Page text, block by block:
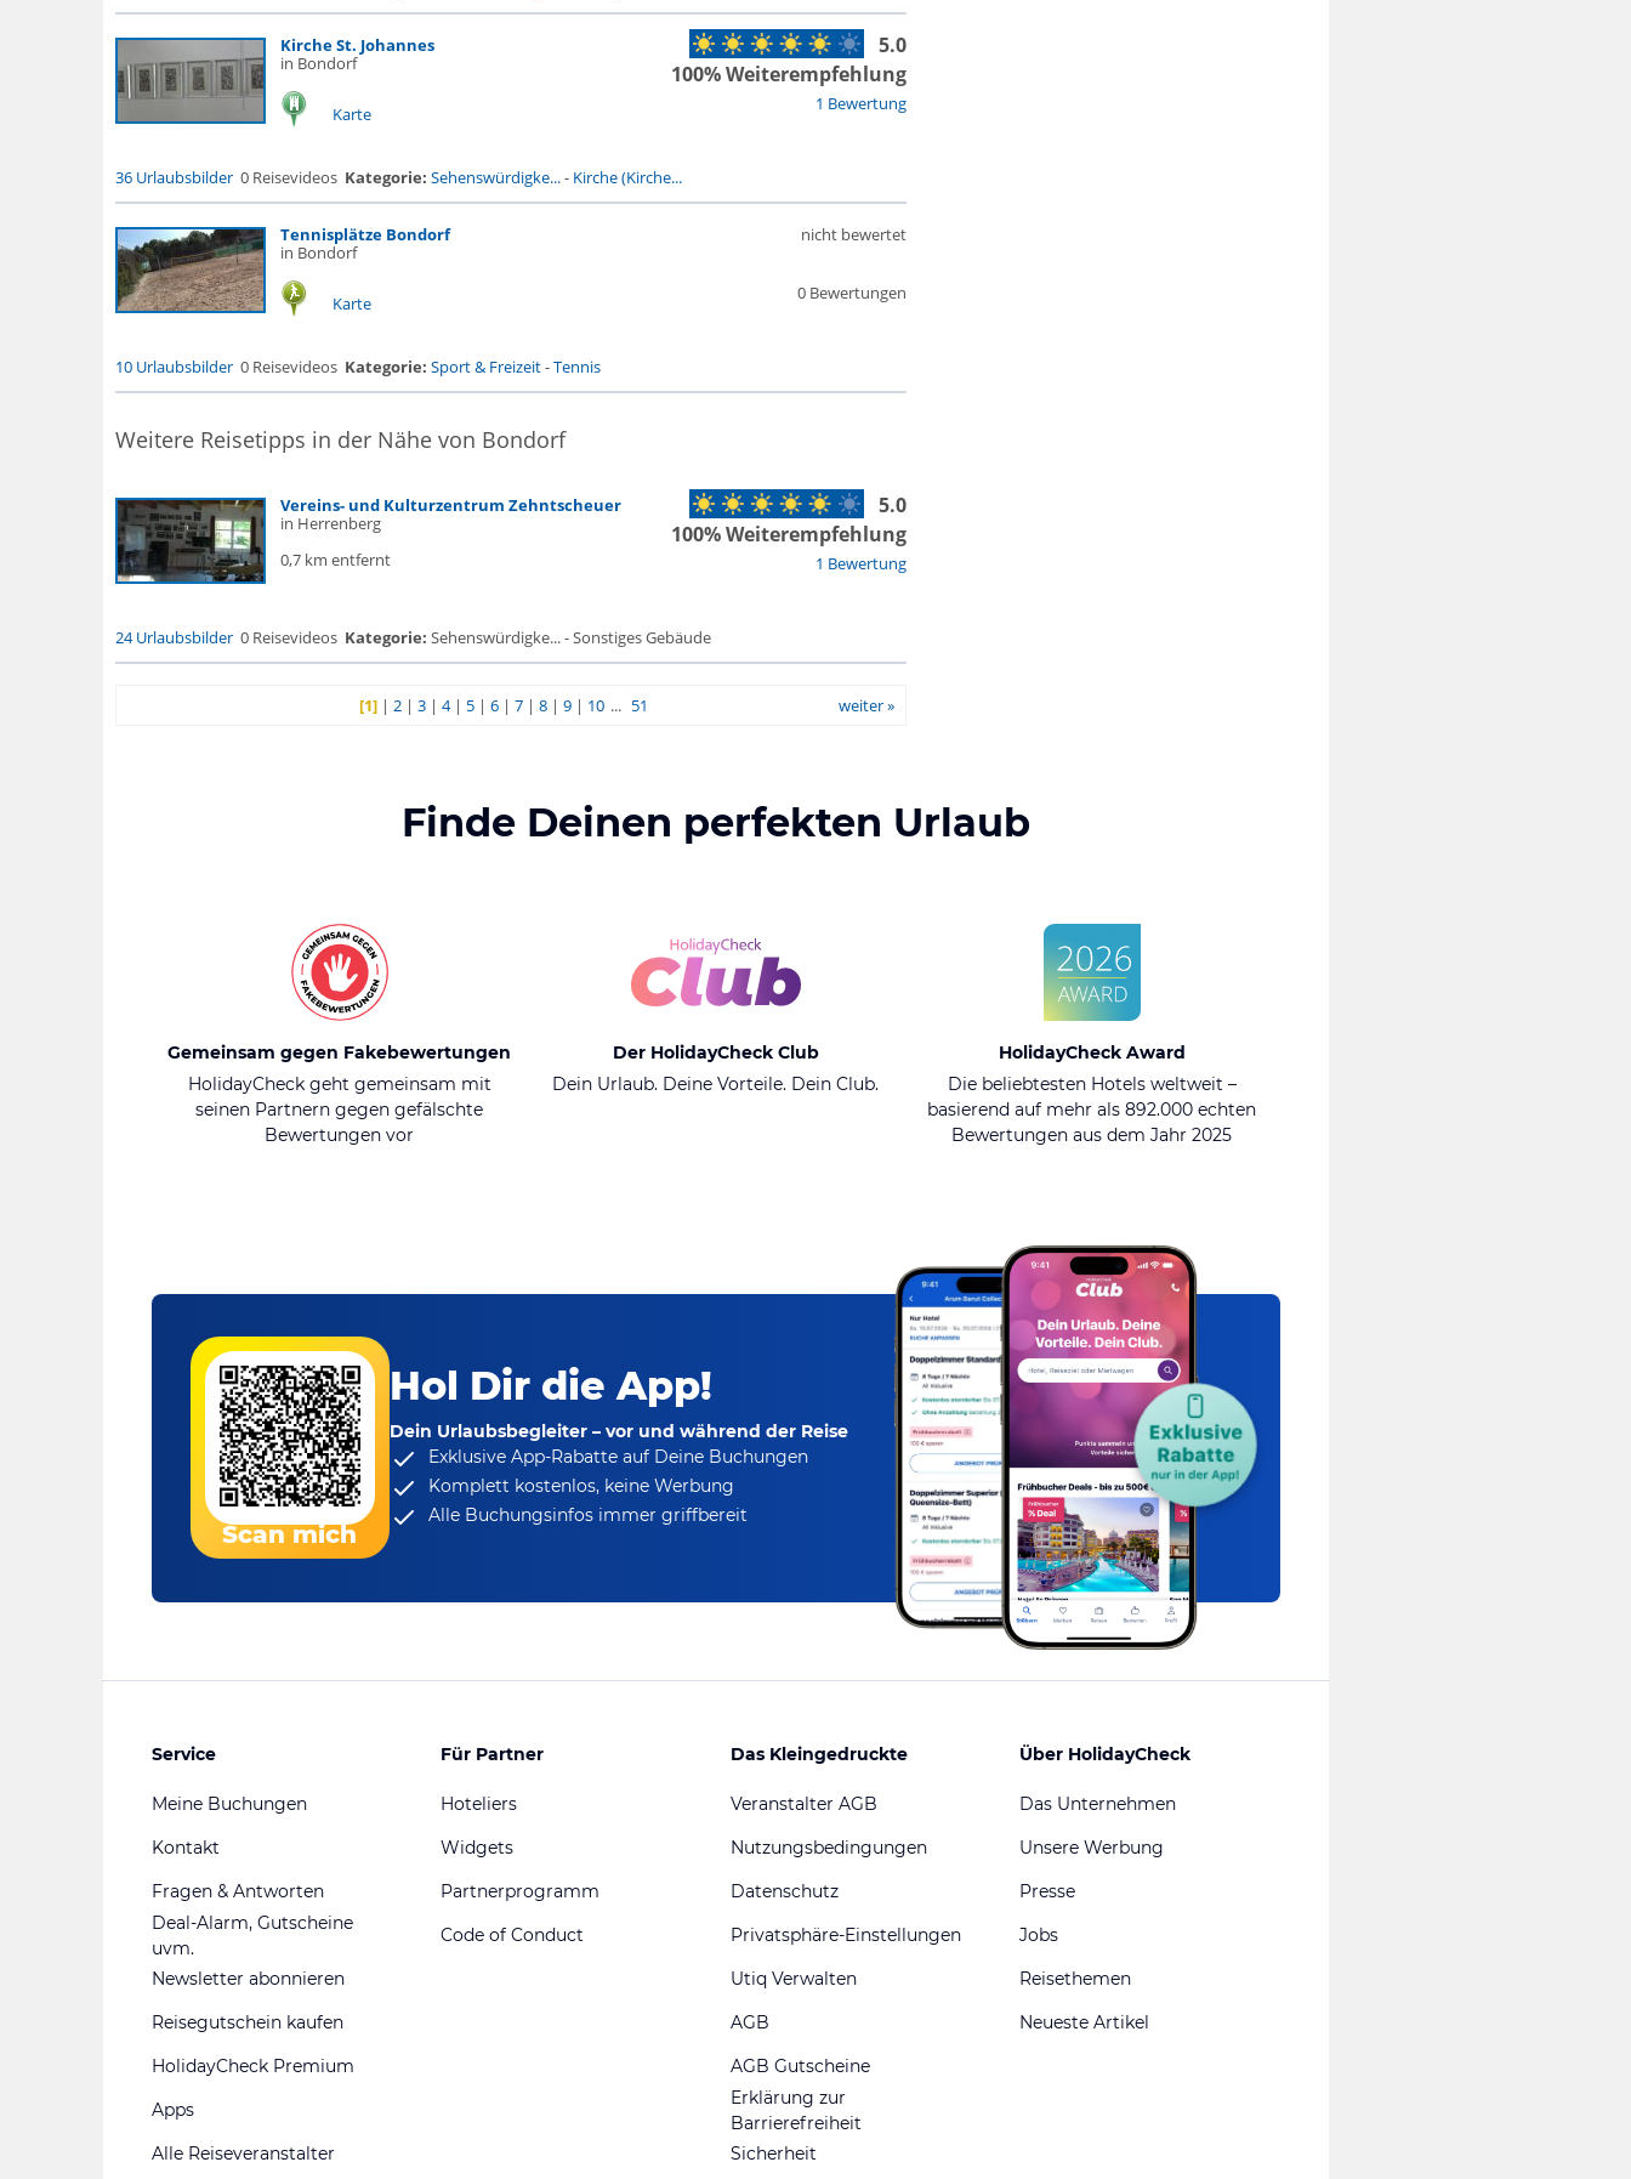
Kirche St. Johannes
in Bondorf
Karte 1 Bewertung
5.0
100% Weiterempfehlung
36 Urlaubsbilder 0 Reisevideos Kategorie: Sehenswürdigke...- Kirche (Kirche...
Tennisplätze Bondorf
in Bondorf
Karte 0 Bewertungen
nicht bewertet
10 Urlaubsbilder 0 Reisevideos Kategorie: Sport & Freizeit-Tennis
Weitere Reisetipps in der Nähe von Bondorf
Vereins- und Kulturzentrum Zehntscheuer
in Herrenberg
0,7 km entfernt
1 Bewertung
5.0
100% Weiterempfehlung
24 Urlaubsbilder 0 Reisevideos Kategorie: Sehenswürdigke... - Sonstiges Gebäude
[1] |2 |3 |4| 5 |6 |7 |8 |9 | 10 ... 51 weiter »
Finde Deinen perfekten Urlaub
Gemeinsam gegen Fakebewertungen
HolidayCheck geht gemeinsam mit
seinen Partnern gegen gefälschte
Bewertungen vor
Der HolidayCheck Club
Dein Urlaub. Deine Vorteile. Dein Club.
HolidayCheck Award
Die beliebtesten Hotels weltweit –
basierend auf mehr als 892.000 echten
Bewertungen aus dem Jahr 2025
Scan mich
Hol Dir die App!
Dein Urlaubsbegleiter – vor und während der Reise
Exklusive App-Rabatteauf Deine Buchungen
Komplett kostenlos, keine Werbung
Alle Buchungsinfos immer griffbereit
Service
Meine Buchungen
Kontakt
Fragen & Antworten
Deal-Alarm, Gutscheine
uvm.
Newsletter abonnieren
Reisegutschein kaufen
HolidayCheck Premium
Apps
Alle Reiseveranstalter
Für Partner
Hoteliers
Widgets
Partnerprogramm
Code of Conduct
Das Kleingedruckte
Veranstalter AGB
Nutzungsbedingungen
Datenschutz
Privatsphäre-Einstellungen
Utiq Verwalten
AGB
AGB Gutscheine
Erklärung zur
Barrierefreiheit
Sicherheit
Über HolidayCheck
Das Unternehmen
Unsere Werbung
Presse
Jobs
Reisethemen
Neueste Artikel